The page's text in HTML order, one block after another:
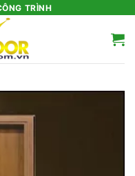
TRÌNH